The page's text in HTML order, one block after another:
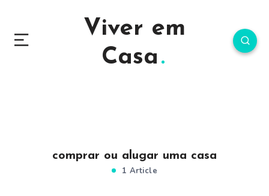
Viver em
Casa
comprar ou alugar uma casa
1 Article